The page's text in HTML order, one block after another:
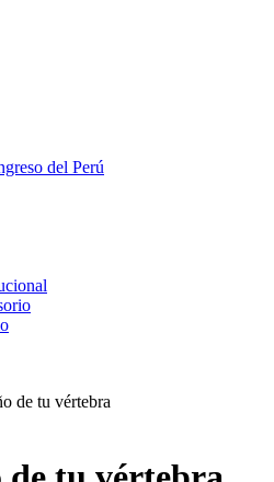
del Perú
de tu vértebra